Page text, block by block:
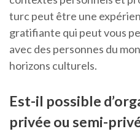
turc peut être une
gratifiante qui peut vous
avec des personnes du
horizons culturels.
Est-il possible
privée ou semi-